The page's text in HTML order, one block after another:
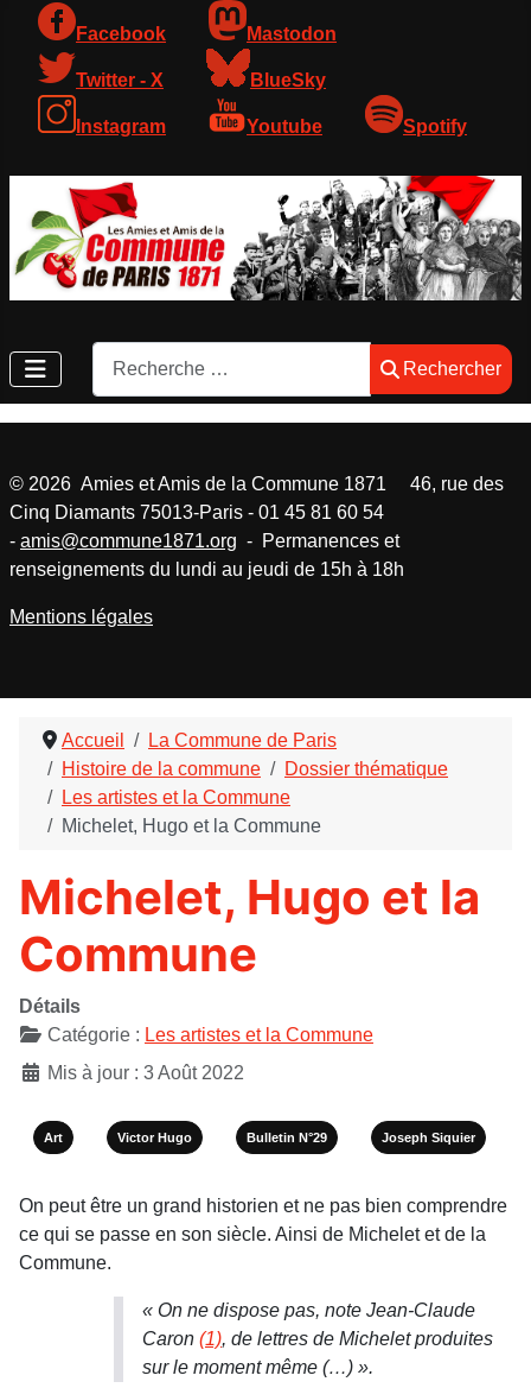
Facebook Mastodon
Twitter - X BlueSky
Instagram Youtube Spotify
Rechercher
Rechercher
Accueil
La Commune de Paris
Histoire de la commune
Dossier thématique
Les artistes et la Commune
Michelet, Hugo et la Commune
Michelet, Hugo et la
Commune
Détails
Catégorie : Les artistes et la Commune
Mis à jour : 3 Août 2022
Art Victor Hugo Bulletin N°29 Joseph Siquier
On peut être un grand historien et ne pas bien comprendre
ce qui se passe en son siècle. Ainsi de Michelet et de la
Commune.
« On ne dispose pas, note Jean-Claude
Caron (1), de lettres de Michelet produites
sur le moment même (…) ».
© 2026 Amies et Amis de la Commune 1871 46, rue des
Cinq Diamants 75013-Paris - 01 45 81 60 54
- amis@commune1871.org - Permanences et
renseignements du lundi au jeudi de 15h à 18h
Mentions légales